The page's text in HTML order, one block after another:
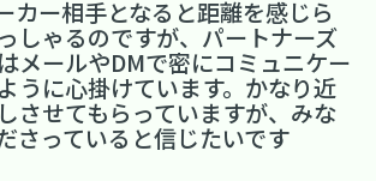
カー相手となると距離を感じら
しゃるのですが、パートナーズ
メールやDMで密にコミュニケー
うに心掛けています。かなり近
させてもらっていますが、みな
さっていると信じたいです